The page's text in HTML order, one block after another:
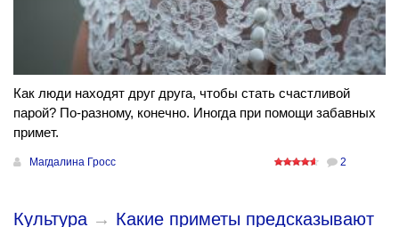
Как люди находят друг друга, чтобы стать счастливой
парой? По-разному, конечно. Иногда при помощи забавных
примет.
Магдалина Гросс 2
Культура → Какие приметы предсказывают